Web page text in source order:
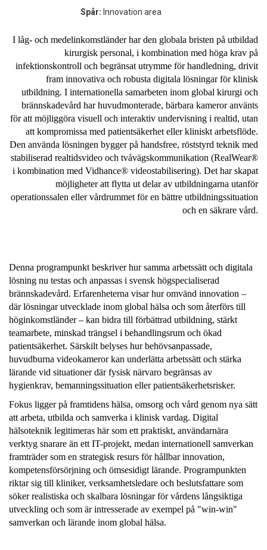
Spår: Innovation area
I låg- och medelinkomstländer har den globala bristen på utbildad
kirurgisk personal, i kombination med höga krav på
infektionskontroll och begränsat utrymme för handledning, drivit
fram innovativa och robusta digitala lösningar för klinisk
utbildning. I internationella samarbeten inom global kirurgi och
brännskadevård har huvudmonterade, bärbara kameror använts
för att möjliggöra visuell och interaktiv undervisning i realtid, utan
att kompromissa med patientsäkerhet eller kliniskt arbetsflöde.
Den använda lösningen bygger på handsfree, röststyrd teknik med
stabiliserad realtidsvideo och tvåvägskommunikation (RealWear®
i kombination med Vidhance® videostabilisering). Det har skapat
möjligheter att flytta ut delar av utbildningarna utanför
operationssalen eller vårdrummet för en bättre utbildningssituation
och en säkrare vård.
Denna programpunkt beskriver hur samma arbetssätt och digitala
lösning nu testas och anpassas i svensk högspecialiserad
brännskadevård. Erfarenheterna visar hur omvänd innovation –
där lösningar utvecklade inom global hälsa och som återförs till
höginkomstländer – kan bidra till förbättrad utbildning, stärkt
teamarbete, minskad trängsel i behandlingsrum och ökad
patientsäkerhet. Särskilt belyses hur behövsanpassade,
huvudburna videokameror kan underlätta arbetssätt och stärka
lärande vid situationer där fysisk närvaro begränsas av
hygienkrav, bemanningssituation eller patientsäkerhetsrisker.
Fokus ligger på framtidens hälsa, omsorg och vård genom nya sätt
att arbeta, utbilda och samverka i klinisk vardag. Digital
hälsoteknik legitimeras här som ett praktiskt, användarnära
verktyg snarare än ett IT-projekt, medan internationell samverkan
framträder som en strategisk resurs för hållbar innovation,
kompetensförsörjning och ömsesidigt lärande. Programpunkten
riktar sig till kliniker, verksamhetsledare och beslutsfattare som
söker realistiska och skalbara lösningar för vårdens långsiktiga
utveckling och som är intresserade av exempel på "win-win"
samverkan och lärande inom global hälsa.